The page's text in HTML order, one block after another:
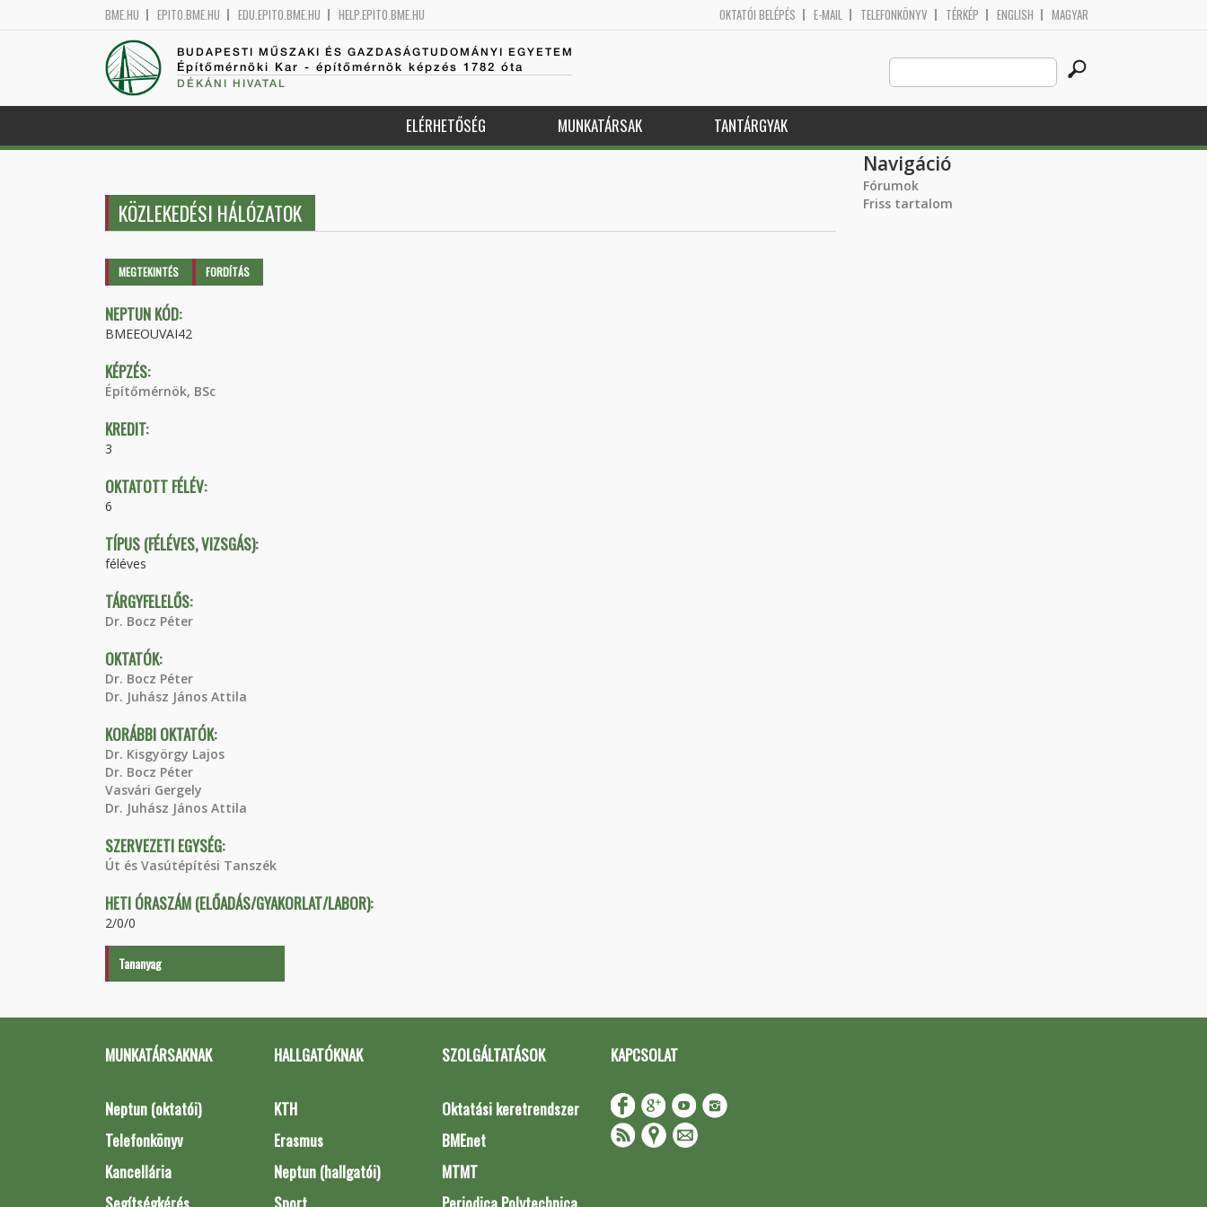
BME.HU EPITO.BME.HU EDU.EPITO.BME.HU HELP.EPITO.BME.HU OKTATÓI BELÉPÉS E-MAIL TELEFONKÖNYV TÉRKÉP ENGLISH MAGYAR
BUDAPESTI MŰSZAKI ÉS GAZDASÁGTUDOMÁNYI EGYETEM
Építőmérnöki Kar - építőmérnök képzés 1782 óta
DÉKÁNI HIVATAL
Search
this
site
ELÉRHETŐSÉG MUNKATÁRSAK TANTÁRGYAK
KÖZLEKEDÉSI HÁLÓZATOK
Elsődleges fülek
MEGTEKINTÉS (AKTÍVFORDÍTÁS
NEPTUN KÓD:
BMEEOUVAI42
KÉPZÉS:
Építőmérnök, BSc
KREDIT:
3
OKTATOTT FÉLÉV:
6
TÍPUS (FÉLÉVES, VIZSGÁS):
féléves
TÁRGYFELELŐS:
Dr. Bocz Péter
OKTATÓK:
Dr. Bocz Péter
Dr. Juhász János Attila
KORÁBBI OKTATÓK:
Dr. Kisgyörgy Lajos
Dr. Bocz Péter
Vasvári Gergely
Dr. Juhász János Attila
SZERVEZETI EGYSÉG:
Út és Vasútépítési Tanszék
HETI ÓRASZÁM (ELŐADÁS/GYAKORLAT/LABOR):
2/0/0
Tananyag
Navigáció
Fórumok
Friss tartalom
MUNKATÁRSAKNAK
Neptun (oktatói)
Telefonkönyv
Kancellária
HALLGATÓKNAK
KTH
Erasmus
Neptun (hallgatói)
SZOLGÁLTATÁSOK
Oktatási keretrendszer
BMEnet
MTMT
KAPCSOLAT